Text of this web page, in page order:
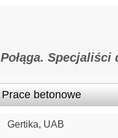
Połąga.
Gertika, UAB